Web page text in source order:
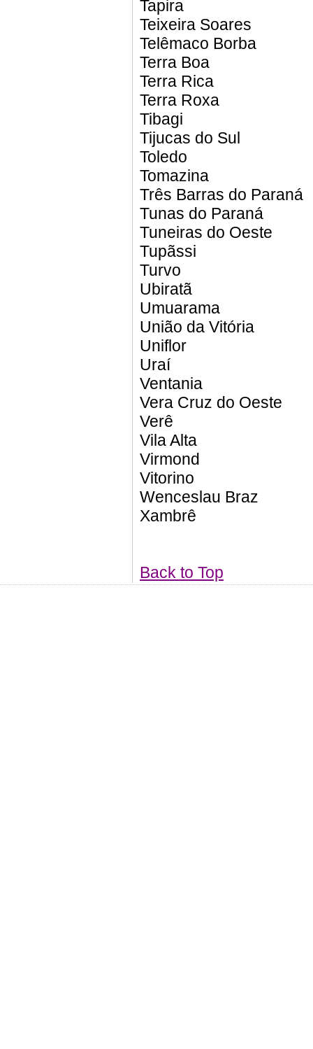
Tapira
Teixeira Soares
Telêmaco Borba
Terra Boa
Terra Rica
Terra Roxa
Tibagi
Tijucas do Sul
Toledo
Tomazina
Três Barras do Paraná
Tunas do Paraná
Tuneiras do Oeste
Tupãssi
Turvo
Ubiratã
Umuarama
União da Vitória
Uniflor
Uraí
Ventania
Vera Cruz do Oeste
Verê
Vila Alta
Virmond
Vitorino
Wenceslau Braz
Xambrê
Back to Top